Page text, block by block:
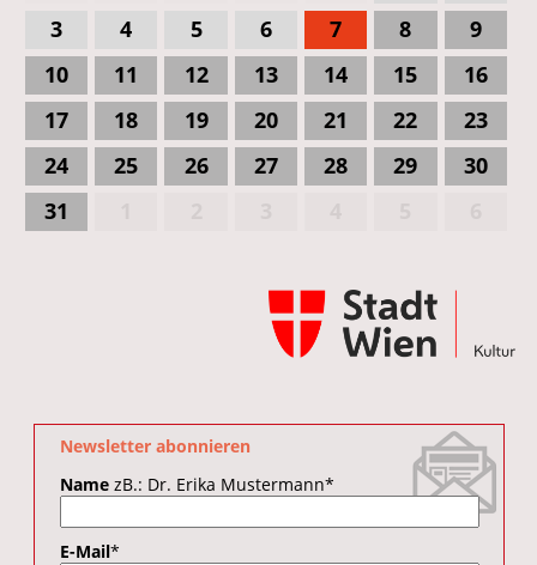
3
4 5 6 7 8
9
10
11 12 13 14 15
16
17
18 19 20 21 22
23
24
25 26 27 28 29
30
31
Newsletter abonnieren
NamezB.: Dr. Erika Mustermann*
E-Mail*